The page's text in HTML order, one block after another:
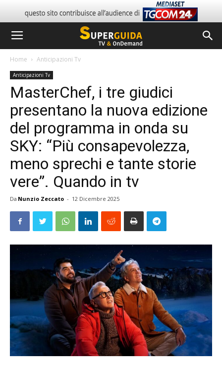
Home Anticipazioni Tv
Anticipazioni Tv
MasterChef, i tre giudici
presentano la nuova edizione
del programma in onda su
SKY: “Più consapevolezza,
meno sprechi e tante storie
vere”. Quando in tv
Da Nunzio Zeccato - 12 Dicembre 2025